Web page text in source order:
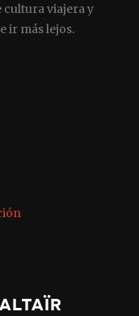
cultura viajera y
ir más lejos.